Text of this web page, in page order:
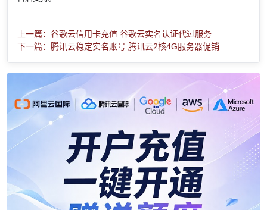
上一篇：谷歌云信用卡充值 谷歌云实名认证代过服务
下一篇：腾讯云稳定实名账号 腾讯云2核4G服务器促销